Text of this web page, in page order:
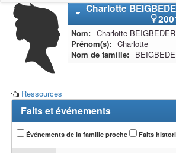
Charlotte
Nom Charlotte BEIGBEDER
Prénom(s)
Charlotte
Nom de famille
Ressources
Faits et événements
Événements de la famille proche Faits